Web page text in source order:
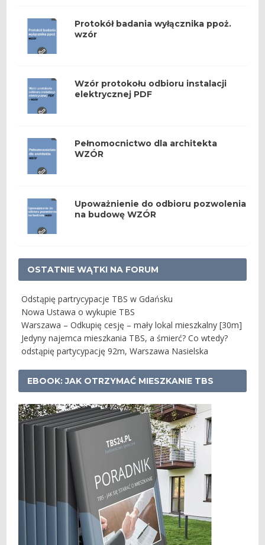
Protokół badania wyłącznika ppoż.
wzór
Wzór protokołu odbioru instalacji
elektrycznej PDF
Pełnomocnictwo dla architekta
WZÓR
Upoważnienie do odbioru pozwolenia
na budowę WZÓR
OSTATNIE WĄTKI NA FORUM
Odstąpię partrycypacje TBS w Gdańsku
Nowa Ustawa o wykupie TBS
Warszawa – Odkupię cesję – mały lokal mieszkalny [30m]
Jedyny najemca mieszkania TBS, a śmierć? Co wtedy?
odstąpię partycypację 92m, Warszawa Nasielska
EBOOK: JAK OTRZYMAĆ MIESZKANIE TBS